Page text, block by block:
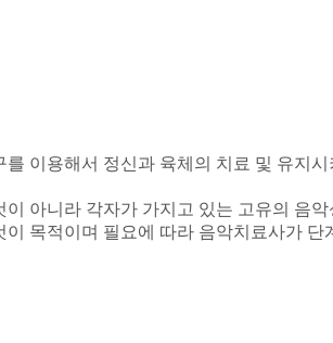
이용해서 정신과 육체의 치료 및 유지시
아니라 각자가 가지고 있는 고유의 음악
목적이며 필요에 따라 음악치료사가 단